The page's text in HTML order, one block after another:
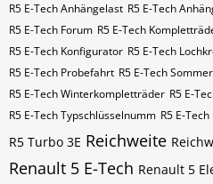
R5 E-Tech Anhängelast R5 E-Tech
R5 E-Tech Forum R5 E-Tech
R5 E-Tech Konfigurator R5 E-Tech
R5 E-Tech Probefahrt R5 E-Tech
R5 E-Tech Winterkompletträder R5 E-
R5 E-Tech​​​​ Typschlüsselnumm R5 E-
R5 Turbo 3E Reichweite
Renault 5 E-Tech Renault 5